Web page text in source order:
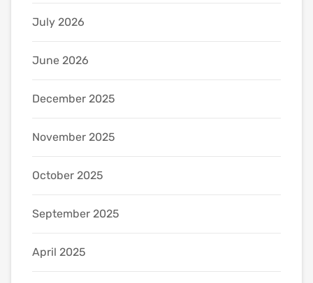
July 2026
June 2026
December 2025
November 2025
October 2025
September 2025
April 2025